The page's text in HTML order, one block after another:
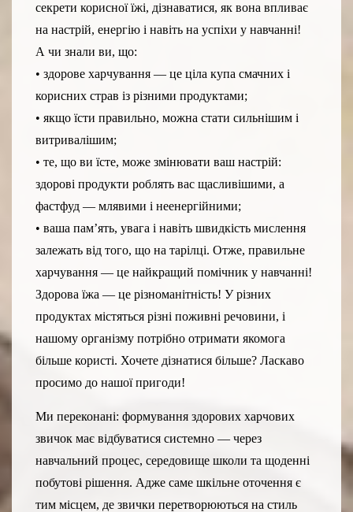
секрети корисної їжі, дізнаватися, як вона впливає
на настрій, енергію і навіть на успіхи у навчанні!
А чи знали ви, що:
• здорове харчування — це ціла купа смачних і
корисних страв із різними продуктами;
• якщо їсти правильно, можна стати сильнішим і
витривалішим;
• те, що ви їсте, може змінювати ваш настрій:
здорові продукти роблять вас щасливішими, а
фастфуд — млявими і неенергійними;
• ваша пам’ять, увага і навіть швидкість мислення
залежать від того, що на тарілці. Отже, правильне
харчування — це найкращий помічник у навчанні!
Здорова їжа — це різноманітність! У різних
продуктах містяться різні поживні речовини, і
нашому організму потрібно отримати якомога
більше користі. Хочете дізнатися більше? Ласкаво
просимо до нашої пригоди!
Ми переконані: формування здорових харчових
звичок має відбуватися системно — через
навчальний процес, середовище школи та щоденні
побутові рішення. Адже саме шкільне оточення є
тим місцем, де звички перетворюються на стиль